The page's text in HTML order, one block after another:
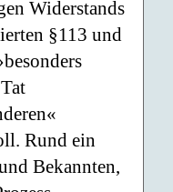
Widerstands
§113 und
Rund ein
Bekannten,